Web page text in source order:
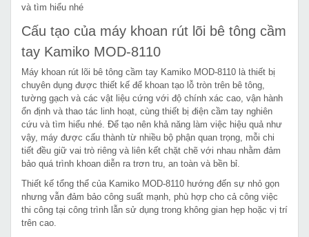
và tìm hiểu nhé
Cấu tạo của máy khoan rút lõi bê tông cầm
tay Kamiko MOD-8110
Máy khoan rút lõi bê tông cầm tay Kamiko MOD-8110 là thiết bị
chuyên dụng được thiết kế để khoan tạo lỗ tròn trên bê tông,
tường gạch và các vật liệu cứng với độ chính xác cao, vận hành
ổn định và thao tác linh hoạt, cùng thiết bị điện cầm tay nghiên
cứu và tìm hiểu nhé. Để tạo nên khả năng làm việc hiệu quả như
vậy, máy được cấu thành từ nhiều bộ phận quan trọng, mỗi chi
tiết đều giữ vai trò riêng và liên kết chặt chẽ với nhau nhằm đảm
bảo quá trình khoan diễn ra trơn tru, an toàn và bền bỉ.
Thiết kế tổng thể của Kamiko MOD-8110 hướng đến sự nhỏ gọn
nhưng vẫn đảm bảo công suất mạnh, phù hợp cho cả công việc
thi công tại công trình lẫn sử dụng trong không gian hẹp hoặc vị trí
trên cao.